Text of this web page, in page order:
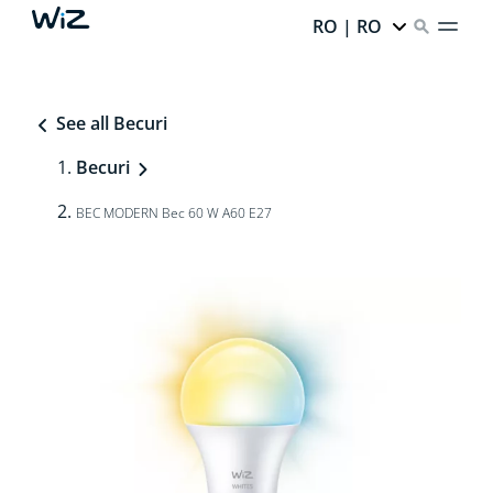
RO | RO
See all Becuri
Becuri
BEC MODERN Bec 60 W A60 E27